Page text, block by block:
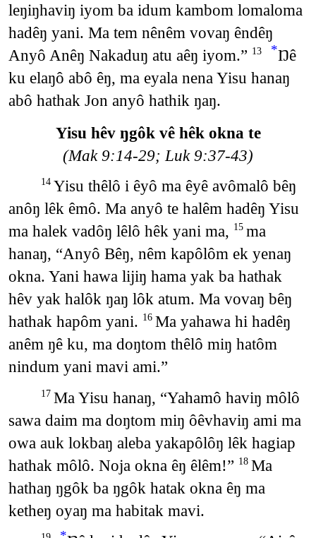
leŋiŋhaviŋ iyom ba idum kambom lomaloma
hadêŋ yani. Ma tem nênêm vovaŋ êndêŋ
Anyô Anêŋ Nakaduŋ atu aêŋ iyom.” 13 *Ŋê
ku elaŋô abô êŋ, ma eyala nena Yisu hanaŋ
abô hathak Jon anyô hathik ŋaŋ.
Yisu hêv ŋgôk vê hêk okna te
(Mak 9:14-29; Luk 9:37-43)
14 Yisu thêlô i êyô ma êyê avômalô bêŋ
anôŋ lêk êmô. Ma anyô te halêm hadêŋ Yisu
ma halek vadôŋ lêlô hêk yani ma, 15 ma
hanaŋ, “Anyô Bêŋ, nêm kapôlôm ek yenaŋ
okna. Yani hawa lijiŋ hama yak ba hathak
hêv yak halôk ŋaŋ lôk atum. Ma vovaŋ bêŋ
hathak hapôm yani. 16 Ma yahawa hi hadêŋ
anêm ŋê ku, ma doŋtom thêlô miŋ hatôm
nindum yani mavi ami.”
17 Ma Yisu hanaŋ, “Yahamô haviŋ môlô
sawa daim ma doŋtom miŋ ôêvhaviŋ ami ma
owa auk lokbaŋ aleba yakapôlôŋ lêk hagiap
hathak môlô. Noja okna êŋ êlêm!” 18 Ma
hathaŋ ŋgôk ba ŋgôk hatak okna êŋ ma
ketheŋ oyaŋ ma habitak mavi.